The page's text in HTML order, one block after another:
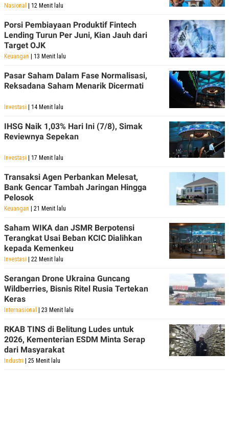
Nasional | 12 Menit lalu
Porsi Pembiayaan Produktif Fintech
Lending Turun Per Juni, Kian Jauh dari
Target OJK
Keuangan | 13 Menit lalu
Pasar Saham Dalam Fase Normalisasi,
Reksadana Saham Menarik Dicermati
Investasi | 14 Menit lalu
IHSG Naik 1,03% Hari Ini (7/8), Simak
Reviewnya Sepekan
Investasi | 17 Menit lalu
Transaksi Agen Perbankan Melesat,
Bank Gencar Tambah Jaringan Hingga
Pelosok
Keuangan | 21 Menit lalu
Saham WIKA dan JSMR Berpotensi
Terangkat Usai Beban KCIC Dialihkan
kepada Kemenkeu
Investasi | 22 Menit lalu
Serangan Drone Ukraina Guncang
Wildberries, Bisnis Ritel Rusia Tertekan
Keras
Internasional | 23 Menit lalu
RKAB TINS di Belitung Ludes untuk
2026, Kementerian ESDM Minta Serap
dari Masyarakat
Industri | 25 Menit lalu